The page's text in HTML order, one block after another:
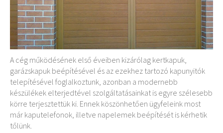
A cég működésének első éveiben kizárólag kertkapuk,
garázskapuk beépítésével és az ezekhez tartozó kapunyitók
telepítésével foglalkoztunk, azonban a modernebb
készülékek elterjedtével szolgáltatásainkat is egyre szélesebb
körre terjesztettük ki. Ennek köszönhetően ügyfeleink most
már kaputelefonok, illetve napelemek beépítését is kérhetik
tőlünk.